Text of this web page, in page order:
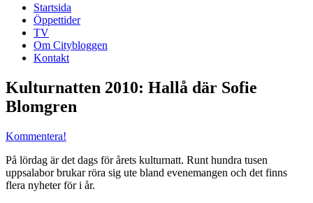
Startsida
Öppettider
TV
Om Citybloggen
Kontakt
Kulturnatten 2010: Hallå där Sofie
Blomgren
Kommentera!
På lördag är det dags för årets kulturnatt. Runt hundra tusen
uppsalabor brukar röra sig ute bland evenemangen och det finns
flera nyheter för i år.